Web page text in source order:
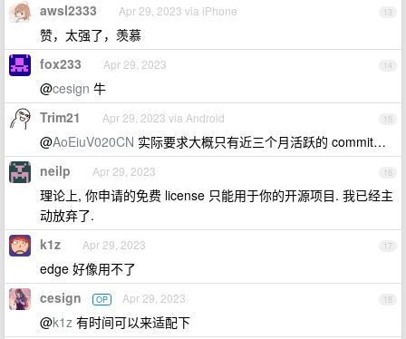
13
awsl2333 Apr 29, 2023 via iPhone
赞，太强了，羡慕
14
fox233 Apr 29, 2023
@cesign 牛
15
Trim21 Apr 29, 2023 via Android
@AoEiuV020CN 实际要求大概只有近三个月活跃的 commit…
16
neilp Apr 29, 2023
理论上, 你申请的免费 license 只能用于你的开源项目. 我已经主
动放弃了.
17
k1z Apr 29, 2023
edge 好像用不了
18
cesign OP Apr 29, 2023
@k1z 有时间可以来适配下